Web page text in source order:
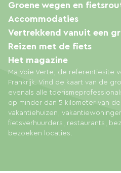
Ma Voie Verte, de referentiesite
Frankrijk. Vind de kaart van de
evenals alle
op minder dan 5 kilometer van
vakantiehuizen,
fietsverhuurders, restaurants,
bezoeken locaties.
Groene wegen en
Accommodaties
Vertrekkend vanuit een
Reizen met de fiets
Het magazine